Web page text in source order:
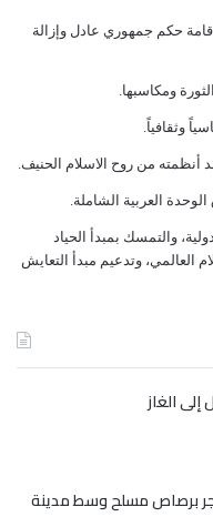
صغير في تعز، إن
النفطية غير مجدٍ
لا يتجاوز تسعة
الحافلات التي
أفضل من البنزين
مخاطر عديدة جراء
ﺣﻜﻢ ﺟﻤﻬﻮﺭﻱ ﻋﺎﺩﻝ ﻭﺇﺯﺍﻟﺔ
ﻭﻣﻜﺎﺳﺒﻬﺎ.
ﻭﺛﻘﺎﻓﻴﺎً.
ﺃﻧﻈﻤﺘﻪ ﻣﻦ ﺭﻭﺡ ﺍﻻﺳﻼﻡ ﺍﻟﺤﻨﻴﻒ.
ﺍﻟﻌﺮﺑﻴﺔ ﺍﻟﺸﺎﻣﻠﺔ.
ﻭﺍﻟﺘﻤﺴﻚ ﺑﻤﺒﺪﺃ ﺍﻟﺤﻴﺎﺩ
ﺍﻟﻌﺎﻟﻤﻲ، ﻭﺗﺪﻋﻴﻢ ﻣﺒﺪﺃ ﺍﻟﺘﻌﺎﻳﺶ
الغاز
برصاص مسلح وسط مدينة